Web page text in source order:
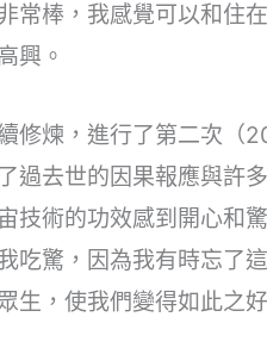
常棒，我感覺可以和住
興。
修煉，進行了第二次（
過去世的因果報應與許
技術的功效感到開心和
吃驚，因為我有時忘了
生，使我們變得如此之好